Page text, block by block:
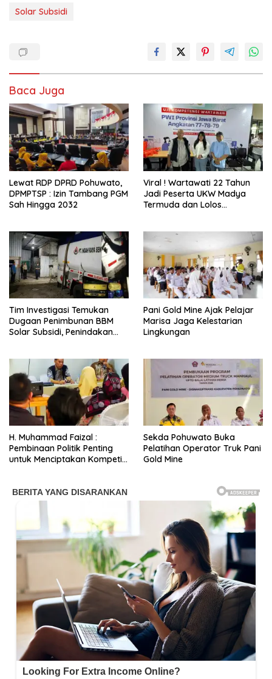
Solar Subsidi
Baca Juga
Lewat RDP DPRD Pohuwato,
DPMPTSP : Izin Tambang PGM
Sah Hingga 2032
Viral ! Wartawati 22 Tahun
Jadi Peserta UKW Madya
Termuda dan Lolos
Tim Investigasi Temukan
Dugaan Penimbunan BBM
Solar Subsidi, Penindakan
Pani Gold Mine Ajak Pelajar
Marisa Jaga Kelestarian
Lingkungan
H. Muhammad Faizal :
Pembinaan Politik Penting
untuk Menciptakan Kompetisi
Sekda Pohuwato Buka
Pelatihan Operator Truk Pani
Gold Mine